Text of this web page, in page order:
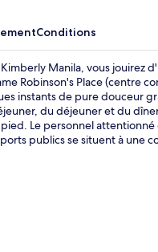
Conditions
Manila, vous jouirez
Robinson's Place (centre
instants de pure douceur
du déjeuner et du
pied. Le personnel
publics se situent à une